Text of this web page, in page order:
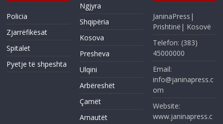
Policia
Zjarrëfikësat
Spitalet
Pyetje të shpeshta
Ngjyra
Shqipëria
Kosova
Presheva
Ulqini
Arbëreshët
Çamët
Arnautët
JaninaPress|
Prishtinë| Kosovë
Telefon: (383)
45000000
Email:
info@janinapress.c
om
Website:
www.janinapress.c